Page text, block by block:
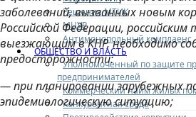
Решения МТИК
МЦУР
Антимонопольный комплаенс
ОБЩЕСТВО И ВЛАСТЬ
Уполномоченный по защите
предпринимателей
Коммерческий найм жилых
Конкурентная среда
заболеваний, вызванных новым
Российской Федерации,
выезжающим в КНР, необходимо
предосторожности:
— при планировании зарубежных
эпидемиологическую ситуацию;